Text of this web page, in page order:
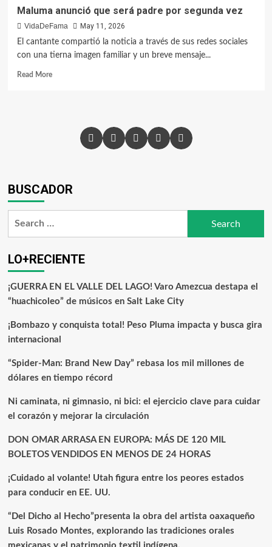
Maluma anunció que será padre por segunda vez
VidaDeFama
May 11, 2026
El cantante compartió la noticia a través de sus redes sociales
con una tierna imagen familiar y un breve mensaje...
Read More
BUSCADOR
LO+RECIENTE
¡GUERRA EN EL VALLE DEL LAGO! Varo Amezcua destapa el
“huachicoleo” de músicos en Salt Lake City
¡Bombazo y conquista total! Peso Pluma impacta y busca gira
internacional
“Spider-Man: Brand New Day” rebasa los mil millones de
dólares en tiempo récord
Ni caminata, ni gimnasio, ni bici: el ejercicio clave para cuidar
el corazón y mejorar la circulación
DON OMAR ARRASA EN EUROPA: MÁS DE 120 MIL
BOLETOS VENDIDOS EN MENOS DE 24 HORAS
¡Cuidado al volante! Utah figura entre los peores estados
para conducir en EE. UU.
“Del Dicho al Hecho”presenta la obra del artista oaxaqueño
Luis Rosado Montes, explorando las tradiciones orales